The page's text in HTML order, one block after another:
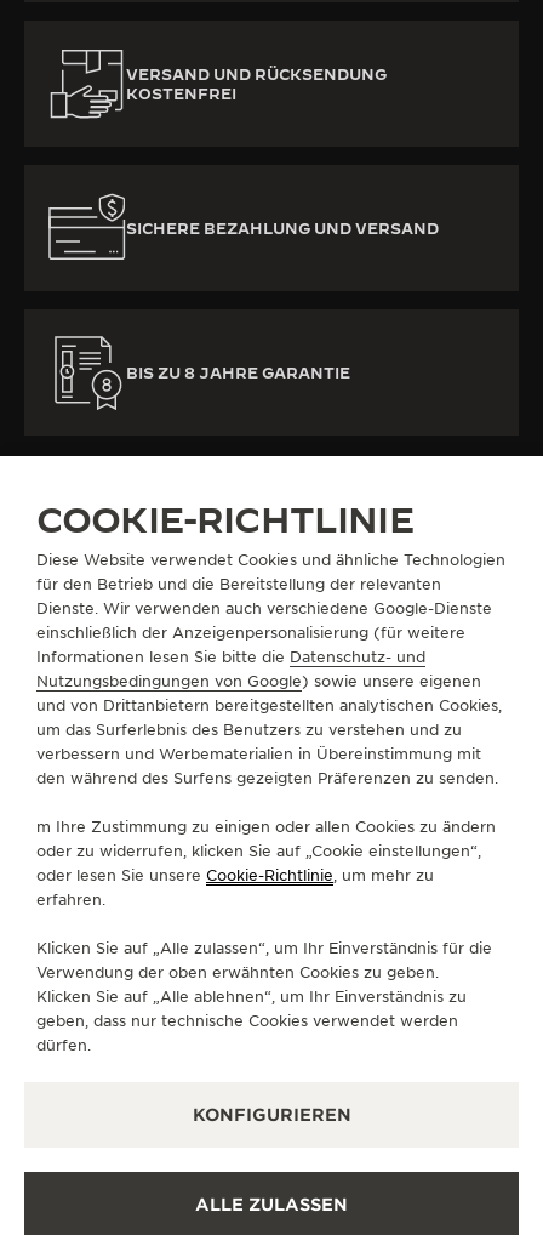
VERSAND UND RÜCKSENDUNG
KOSTENFREI
SICHERE BEZAHLUNG UND VERSAND
BIS ZU 8 JAHRE GARANTIE
ALLE KOLLEKTIONENREVERSOREVERSO ONEREF. Q334216J
FOLGEN SIE UNS
DEN NEWSLETTER ABONNIEREN
ÜBER UNS
SERVICELEISTUNGEN
COOKIE-RICHTLINIE
COOKIE-RICHTLINIE
Diese Website verwendet Cookies und ähnliche Technologien
für den Betrieb und die Bereitstellung der relevanten
Dienste. Wir verwenden auch verschiedene Google-Dienste
einschließlich der Anzeigenpersonalisierung (für weitere
Informationen lesen Sie bitte die Datenschutz- und
Nutzungsbedingungen von Google) sowie unsere eigenen
und von Drittanbietern bereitgestellten analytischen Cookies,
um das Surferlebnis des Benutzers zu verstehen und zu
verbessern und Werbematerialien in Übereinstimmung mit
den während des Surfens gezeigten Präferenzen zu senden.
m Ihre Zustimmung zu einigen oder allen Cookies zu ändern
oder zu widerrufen, klicken Sie auf „Cookie einstellungen“,
oder lesen Sie unsere Cookie-Richtlinie, um mehr zu
erfahren.
Klicken Sie auf „Alle zulassen“, um Ihr Einverständnis für die
Verwendung der oben erwähnten Cookies zu geben.
Klicken Sie auf „Alle ablehnen“, um Ihr Einverständnis zu
geben, dass nur technische Cookies verwendet werden
dürfen.
KONFIGURIEREN
ALLE ZULASSEN